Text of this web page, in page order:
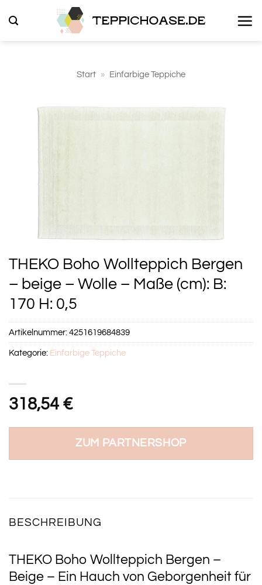
Inhalt
Start » Einfarbige Teppiche
THEKO Boho Wollteppich Bergen
– beige – Wolle – Maße (cm): B:
170 H: 0,5
318,54 €
ZUM PARTNERSHOP
Artikelnummer:4251619684839
Kategorie: Einfarbige Teppiche
BESCHREIBUNG
THEKO Boho Wollteppich Bergen –
Beige – Ein Hauch von Geborgenheit für